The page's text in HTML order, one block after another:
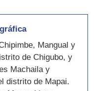
Mangual y
de Chigubo, y
Machaila y
distrito de Mapai.